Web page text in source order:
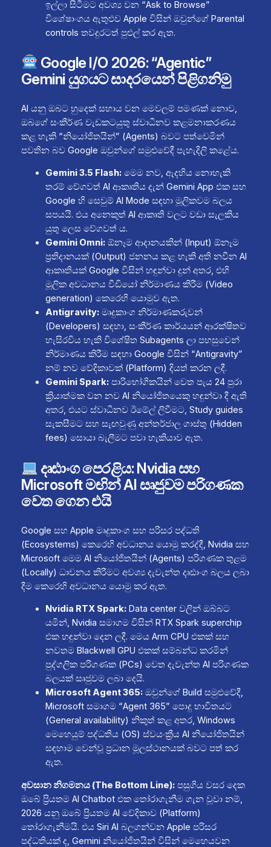
ඉල්ලා සිටීමට අවශ්‍ය වන “Ask to Browse”
විශේෂාංගය ඇතුළුව Apple විසින් ඔවුන්ගේ Parental
controls තවදුරටත් පුළුල් කර ඇත.
Google I/O 2026: “Agentic”
Gemini යුගයට සාදරයෙන් පිළිගනිමු
AI යනු ඔබට හුදෙක් සහාය වන මෙවලම් පමණක් නොව,
ඔබගේ සංකීර්ණ වැඩකටයුතු ස්වාධීනව කළමනාකරණය
කළ හැකි “නියෝජිතයින්” (Agents) බවට පත්වෙමින්
පවතින බව Google ඔවුන්ගේ සමුළුවේදී පැහැදිලි කළේය.
Gemini 3.5 Flash:මෙම නව, ඇදහිය නොහැකි
තරම් වේගවත් AI ආකෘතිය දැන් Gemini App එක සහ
Google හි සෙවුම් AI Mode සඳහා මූලිකවම බලය
සපයයි. එය අනෙකුත් AI ආකෘති වලට වඩා සැලකිය
යුතු ලෙස වේගවත් ය.
Gemini Omni:ඕනෑම ආදානයකින් (Input) ඕනෑම
ප්‍රතිදානයක් (Output) ජනනය කළ හැකි අති නවීන AI
ආකෘතියක් Google විසින් හඳුන්වා දුන් අතර, එහි
මූලික අවධානය වීඩියෝ නිර්මාණය කිරීම (Video
generation) කෙරෙහි යොමුව ඇත.
Antigravity:මෘදුකාංග නිර්මාණකරුවන්
(Developers) සඳහා, සංකීර්ණ කාර්යයන් ආරක්ෂිතව
හැසිරවිය හැකි විශේෂිත Subagents ලා පහසුවෙන්
නිර්මාණය කිරීම සඳහා Google විසින් “Antigravity”
නම් නව වේදිකාවක් (Platform) දියත් කරන ලදී.
Gemini Spark:පාරිභෝගිකයින් වෙත පැය 24 පුරා
ක්‍රියාත්මක වන නව AI නියෝජිතයෙකු හඳුන්වා දී ඇති
අතර, එයට ස්වාධීනව ඊමේල් ලිවීමට, Study guides
සැකසීමට සහ සැඟවුණු අන්තර්ජාල ගාස්තු (Hidden
fees) සොයා බැලීමට පවා හැකියාව ඇත.
දෘඪාංග පෙරළිය: Nvidia සහ
Microsoft මඟින් AI සෘජුවම පරිගණක
වෙත ගෙන එයි
Google සහ Apple මෘදුකාංග සහ පරිසර පද්ධති
(Ecosystems) කෙරෙහි අවධානය යොමු කරද්දී, Nvidia සහ
Microsoft මෙම AI නියෝජිතයින් (Agents) පරිගණක තුළම
(Locally) ධාවනය කිරීමට අවශ්‍ය දැවැන්ත දෘඪාංග බලය ලබා
දීම කෙරෙහි අවධානය යොමු කර ඇත.
Nvidia RTX Spark:Data center වලින් ඔබ්බට
යමින්, Nvidia සමාගම විසින් RTX Spark superchip
එක හඳුන්වා දෙන ලදී. මෙය Arm CPU එකක් සහ
නවතම Blackwell GPU එකක් සම්බන්ධ කරමින්
පුද්ගලික පරිගණක (PCs) වෙත දැවැන්ත AI පරිගණක
බලයක් සෘජුවම ලබා දෙයි.
Microsoft Agent 365:ඔවුන්ගේ Build සමුළුවේදී,
Microsoft සමාගම “Agent 365” පොදු භාවිතයට
(General availability) නිකුත් කළ අතර, Windows
මෙහෙයුම් පද්ධතිය (OS) ස්වයංක්‍රීය AI නියෝජිතයින්
සඳහාම වෙන්වූ ප්‍රධාන මූලස්ථානයක් බවට පත් කර
ඇත.
අවසාන නිගමනය (The Bottom Line):පසුගිය වසර දෙක
ඔබේ ප්‍රියතම AI Chatbot එක තෝරාගැනීම ගැන වූවා නම්,
2026 යනු ඔබේ ප්‍රියතම AI වේදිකාව (Platform)
තෝරාගැනීමයි. එය Siri AI බලගන්වන Apple පරිසර
පද්ධතියක් ද, Gemini නියෝජිතයින් විසින් මෙහෙයවන